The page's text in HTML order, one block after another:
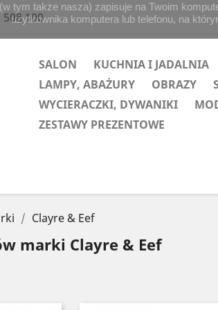
508 100
SALON KUCHNIA I JADALNIA
LAMPY, ABAŻURY
OBRAZY
WYCIERACZKI, DYWANIKI
ZESTAWY PREZENTOWE
Clayre & Eef
marki Clayre & Eef
tym także nasza) zapisuje na Twoim
użytkownika komputera lub telefonu, na